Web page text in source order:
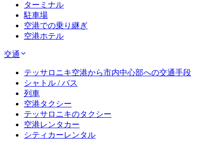
ターミナル
駐車場
空港での乗り継ぎ
空港ホテル
交通
テッサロニキ空港から市内中心部への交通手段
シャトル / バス
列車
空港タクシー
テッサロニキのタクシー
空港レンタカー
シティカーレンタル